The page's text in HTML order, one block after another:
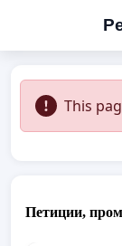
This
Петиции,